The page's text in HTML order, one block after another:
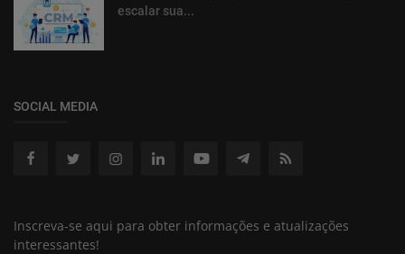
escalar sua...
SOCIAL MEDIA
Inscreva-se aqui para obter informações e atualizações
interessantes!